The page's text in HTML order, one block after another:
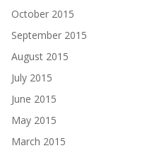
October 2015
September 2015
August 2015
July 2015
June 2015
May 2015
March 2015